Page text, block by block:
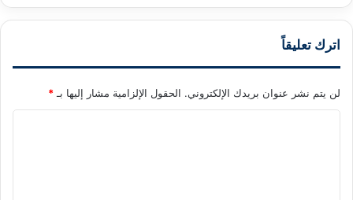
اترك تعليقاً
لن يتم نشر عنوان بريدك الإلكتروني. الحقول الإلزامية مشار إليها بـ*